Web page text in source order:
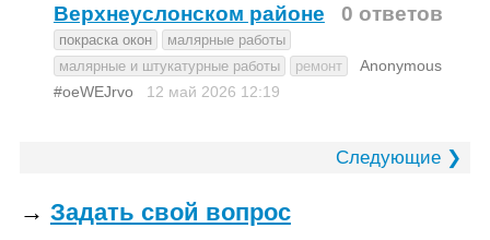
Верхнеуслонском районе
0 ответов
покраска окон
малярные работы
малярные и штукатурные работы
ремонт
Anonymous
#oeWEJrvo
12 май 2026 12:19
Следующие ❯
→ Задать свой вопрос